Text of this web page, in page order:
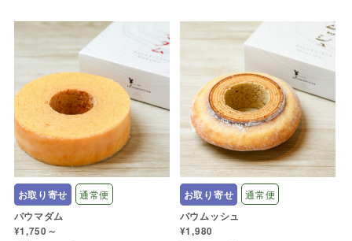
お取り寄せ 通常便
バウマダム
¥1,750～
お取り寄せ 通常便
バウムッシュ
¥1,980